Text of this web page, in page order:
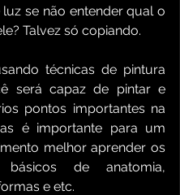
se não entender qual o
Talvez só copiando.
técnicas de pintura
será capaz de pintar e
pontos importantes na
é importante para um
melhor aprender os
básicos de anatomia,
e etc.